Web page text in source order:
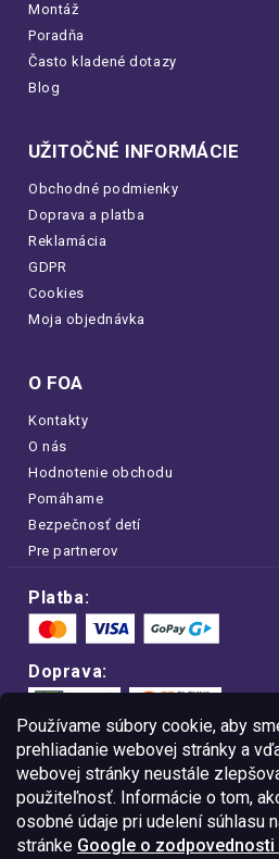
Používame súbory cookie, aby
prehliadanie webovej stránky a
webovej stránky neustále
použiteľnosť. Informácie o tom,
osobné údaje pri udelení súhlasu
stránke Google o
Montáž
Poradňa
Často kladené dotazy
Blog
UŽITOČNÉ INFORMÁCIE
Obchodné podmienky
Doprava a platba
Reklamácia
GDPR
Cookies
Moja objednávka
O FOA
Kontakty
O nás
Hodnotenie obchodu
Pomáhame
Bezpečnosť detí
Pre partnerov
Platba:
Doprava:
Nakupujte na
Vďaka
dáta v úplnom